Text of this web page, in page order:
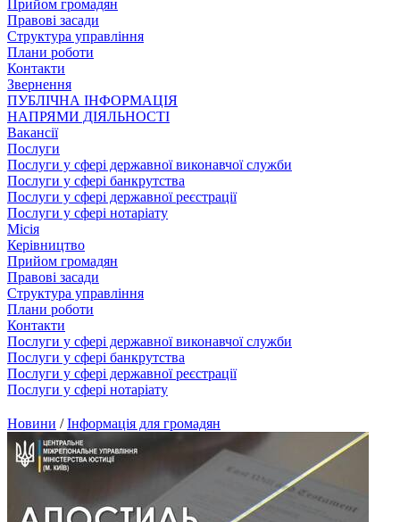
Прийом громадян
Правові засади
Структура управління
Плани роботи
Контакти
Звернення
ПУБЛІЧНА ІНФОРМАЦІЯ
НАПРЯМИ ДІЯЛЬНОСТІ
Вакансії
Послуги
Послуги у сфері державної виконавчої служби
Послуги у сфері банкрутства
Послуги у сфері державної реєстрації
Послуги у сфері нотаріату
Місія
Керівництво
Прийом громадян
Правові засади
Структура управління
Плани роботи
Контакти
Послуги у сфері державної виконавчої служби
Послуги у сфері банкрутства
Послуги у сфері державної реєстрації
Послуги у сфері нотаріату
Новини /Інформація для громадян